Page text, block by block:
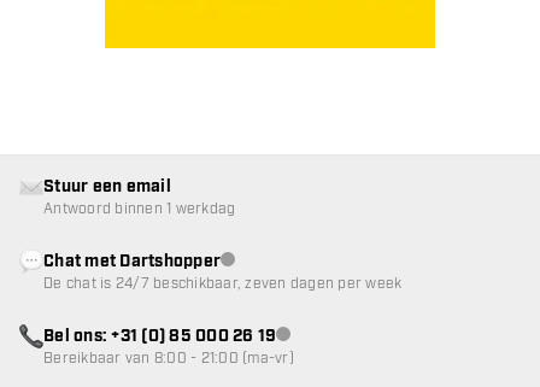
Stuur een email
Antwoord binnen 1 werkdag
Chat met Dartshopperklantenservice niet beschikbaar
De chat is 24/7 beschikbaar, zeven dagen per week
Bel ons: +31 (0) 85 000 26 19klantenservice niet beschikbaar
Bereikbaar van 8:00 - 21:00 (ma-vr)